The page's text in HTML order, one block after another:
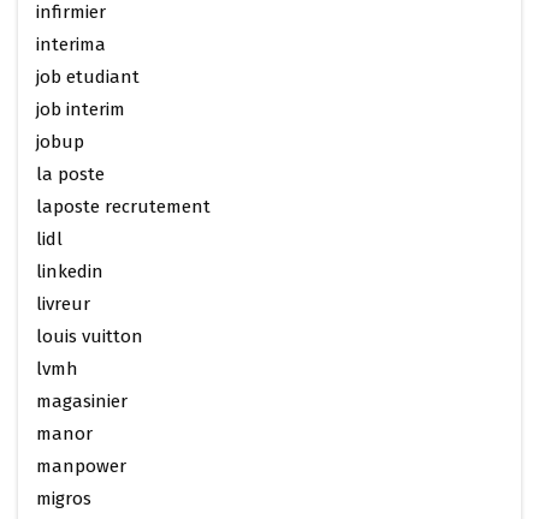
infirmier
interima
job etudiant
job interim
jobup
la poste
laposte recrutement
lidl
linkedin
livreur
louis vuitton
lvmh
magasinier
manor
manpower
migros